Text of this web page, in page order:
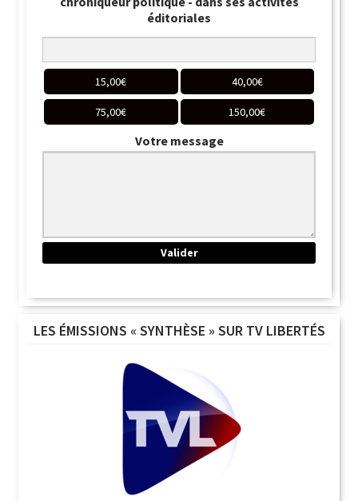
éditoriales
15,00€ 40,00€
75,00€ 150,00€
Votre message
LES ÉMISSIONS « SYNTHÈSE » SUR TV LIBERTÉS